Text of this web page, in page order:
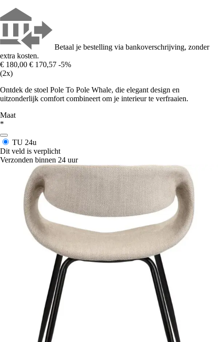
Betaal je bestelling via bankoverschrijving, zonder
extra kosten.
€ 180,00 € 170,57 -5%
(2x)
Ontdek de stoel Pole To Pole Whale, die elegant design en
uitzonderlijk comfort combineert om je interieur te verfraaien.
Maat
*
TU 24u
Dit veld is verplicht
Verzonden binnen 24 uur